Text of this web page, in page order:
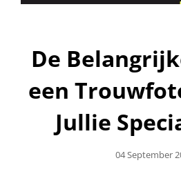
De
een
Jullie
Geplaatst
04 September